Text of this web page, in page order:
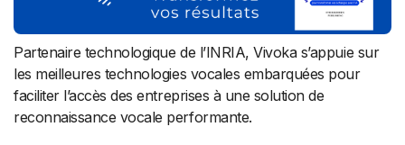
Partenaire technologique de l’INRIA, Vivoka s’appuie sur
les meilleures technologies vocales embarquées pour
faciliter l’accès des entreprises à une solution de
reconnaissance vocale performante.